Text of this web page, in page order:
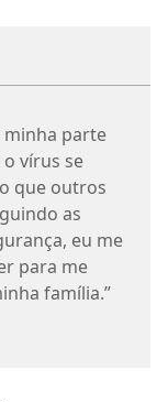
minha parte
vírus se
que outros
as
eu me
para me
família.”